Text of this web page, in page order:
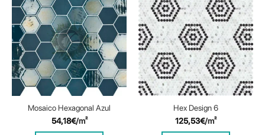
Mosaico Hexagonal Azul
54,18€/m²
Hex Design 6
125,53€/m²